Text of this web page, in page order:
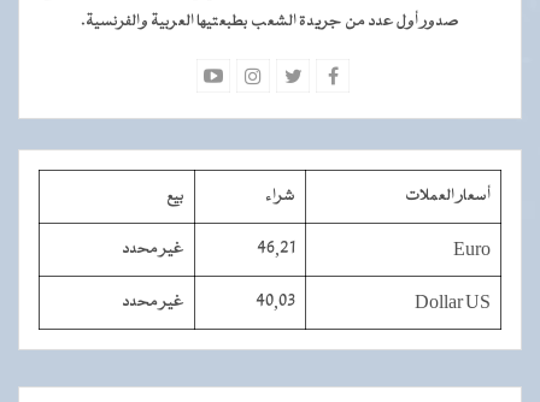
صدور أول عدد من جريدة الشعب بطبعتيها العربية والفرنسية.
أسعار العملات شراء بيع
Euro
46,21 غير محدد
Dollar US
40,03 غير محدد